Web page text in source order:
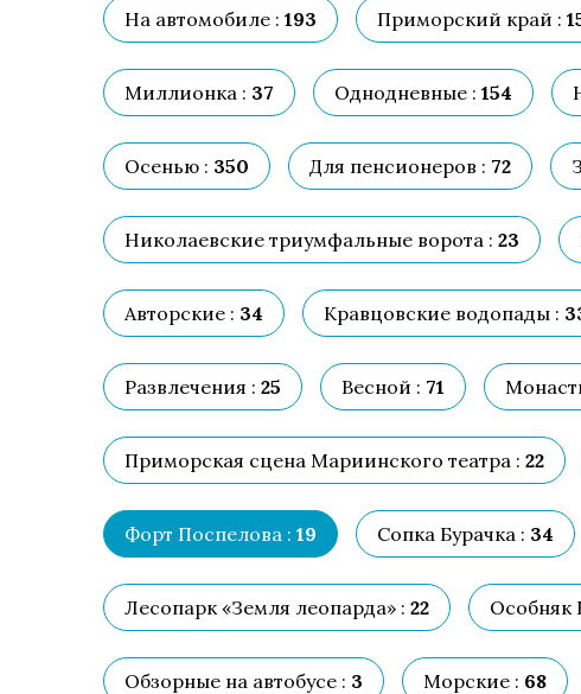
На автомобиле : 193 Приморский край :
Миллионка : 37 Однодневные : 154
Осенью : 350 Для пенсионеров : 72
Николаевские триумфальные ворота : 23
Авторские : 34 Кравцовские водопады :
Развлечения : 25 Весной : 71
Приморская сцена Мариинского театра : 22
Форт Поспелова : 19 Сопка Бурачка : 34
Лесопарк «Земля леопарда» : 22 Особняк
Обзорные на автобусе : 3 Морские : 68